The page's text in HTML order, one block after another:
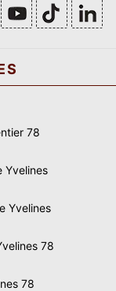
78
Yvelines
Yvelines
78
78